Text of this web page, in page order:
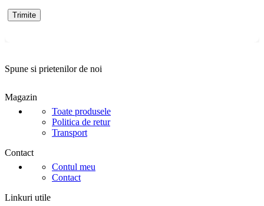
Spune si prietenilor de noi
Magazin
Toate produsele
Politica de retur
Transport
Contact
Contul meu
Contact
Linkuri utile